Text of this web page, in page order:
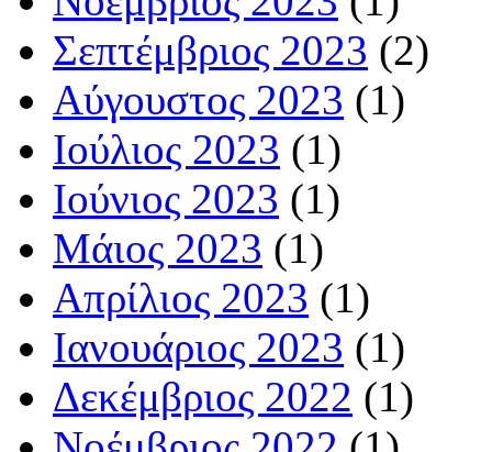
Σεπτέμβριος 2023 (2)
Αύγουστος 2023 (1)
Ιούλιος 2023 (1)
Ιούνιος 2023 (1)
Μάιος 2023 (1)
Απρίλιος 2023 (1)
Ιανουάριος 2023 (1)
Δεκέμβριος 2022 (1)